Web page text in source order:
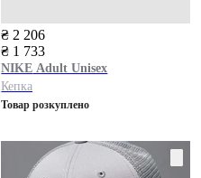
₴ 2 206
₴ 1 733
NIKE Adult Unisex
Кепка
Товар розкуплено